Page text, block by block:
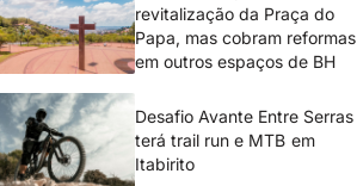
revitalização da Praça do
Papa, mas cobram reformas
em outros espaços de BH
Desafio Avante Entre Serras
terá trail run e MTB em
Itabirito